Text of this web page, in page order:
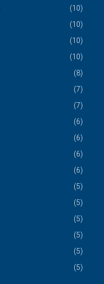
(10)
(10)
(10)
(10)
(8)
(7)
(7)
(6)
(6)
(6)
(6)
(5)
(5)
(5)
(5)
(5)
(5)